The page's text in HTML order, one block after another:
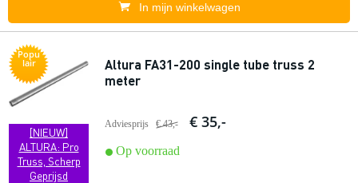
In mijn winkelwagen
Popu
lair
[NIEUW]
ALTURA: Pro
Truss, Scherp
Geprijsd
Altura FA31-200 single tube truss 2
meter
Adviesprijs € 43,- € 35,-
Op voorraad